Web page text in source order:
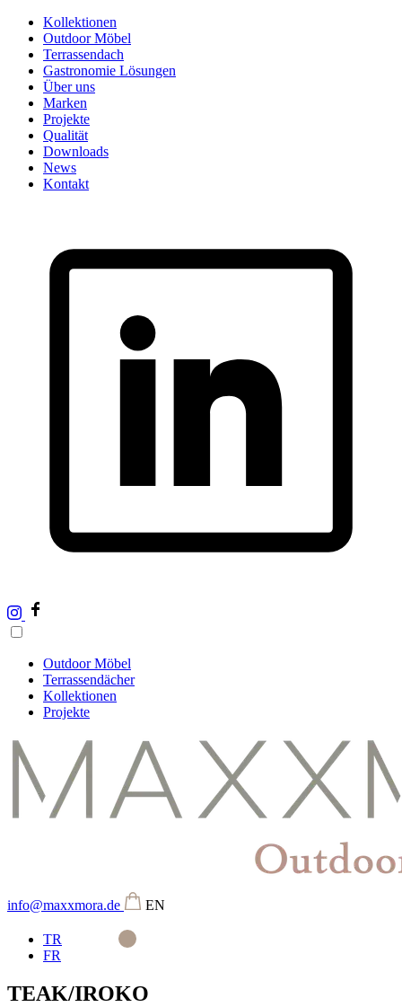
Skip
content
Kollektionen
Outdoor Möbel
Terrassendach
Gastronomie Lösungen
Über uns
Marken
Projekte
Qualität
Downloads
News
Kontakt
Outdoor Möbel
Terrassendächer
Kollektionen
Projekte
info@maxxmora.de EN
TR
FR
TEAK/IROKO